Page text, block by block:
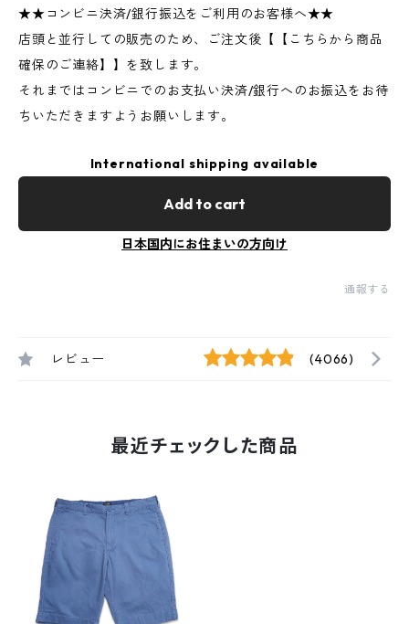
★★コンビニ決済/銀行振込をご利用のお客様へ★★
店頭と並行しての販売のため、ご注文後【【こちらから商品
確保のご連絡】】を致します。
それまではコンビニでのお支払い決済/銀行へのお振込をお待
ちいただきますようお願いします。
International shipping available
Add to cart
日本国内にお住まいの方向け
通報する
レビュー (4066)
最近チェックした商品